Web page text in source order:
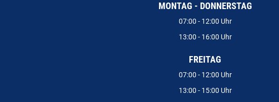
MONTAG - DONNERSTAG
07:00 - 12:00 Uhr
13:00 - 16:00 Uhr
FREITAG
07:00 - 12:00 Uhr
13:00 - 15:00 Uhr